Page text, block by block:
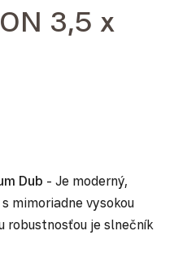
3,5 x
Dub - Je moderný,
mimoriadne vysokou
robustnosťou je slnečník